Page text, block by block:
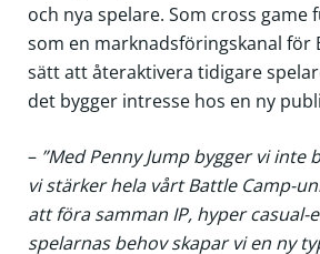
och nya spelare. Som cross game
som en marknadsföringskanal för
sätt att återaktivera tidigare
det bygger intresse hos en ny
– ”Med Penny Jump bygger vi inte
vi stärker hela vårt Battle Camp-
att föra samman IP, hyper casual-
spelarnas behov skapar vi en ny